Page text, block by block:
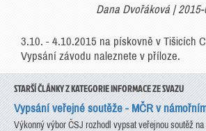
Dana Dvořáková |
3.10. - 4.10.2015 na pískovně v Tišicích
Vypsání závodu naleznete v příloze.
STARŠÍ ČLÁNKY Z KATEGORIE INFORMACE ZE SVAZU
Vypsání veřejné soutěže - MČR v
Výkonný výbor ČSJ rozhodl vypsat veřejnou soutěž